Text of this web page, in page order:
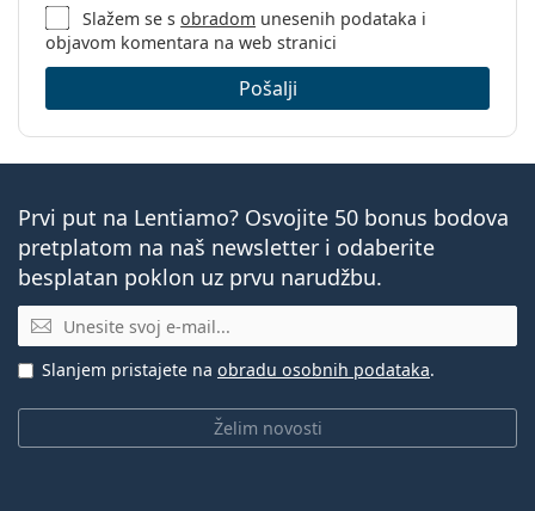
Slažem se sobradom unesenih podataka i
objavom komentara na web stranici
Pošalji
Prvi put na Lentiamo? Osvojite 50 bonus bodova
pretplatom na naš newsletter i odaberite
besplatan poklon uz prvu narudžbu.
E-mail
Želim novosti
Slanjem pristajete na obradu osobnih podataka.